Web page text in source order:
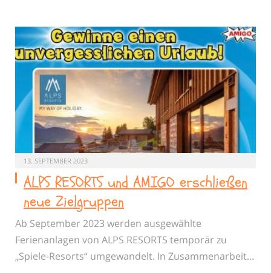
13. SEPTEMBER 2023
ALPS RESORTS und AMIGO erschließen
neue Zielgruppen
Ab September 2023 werden ausgewählte
Ferienanlagen von ALPS RESORTS temporär zu
„Spiele-Resorts“ umgewandelt. In Zusammenarbeit…